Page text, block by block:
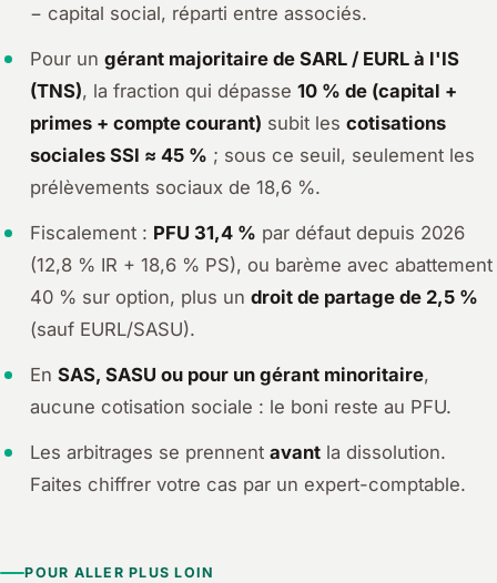
− capital social, réparti entre associés.
Pour ungérant majoritaire de SARL / EURL à l'IS
(TNS), la fraction qui dépasse10 % de (capital +
primes + compte courant) subit lescotisations
sociales SSI ≈ 45 % ; sous ce seuil, seulement les
prélèvements sociaux de 18,6 %.
Fiscalement : PFU 31,4 % par défaut depuis 2026
(12,8 % IR + 18,6 % PS), ou barème avec abattement
40 % sur option, plus undroit de partage de 2,5 %
(sauf EURL/SASU).
EnSAS, SASU ou pour un gérant minoritaire,
aucune cotisation sociale : le boni reste au PFU.
Les arbitrages se prennentavant la dissolution.
Faites chiffrer votre cas par un expert-comptable.
POUR ALLER PLUS LOIN